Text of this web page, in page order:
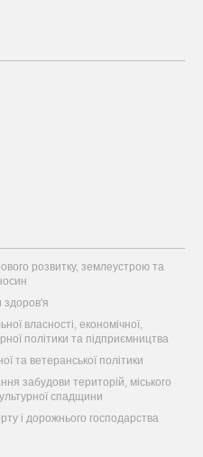
розвитку, землеустрою та
здоров'я
власності, економічної,
політики та підприємництва
та ветеранської політики
забудови територій, міського
спадщини
і дорожнього господарства